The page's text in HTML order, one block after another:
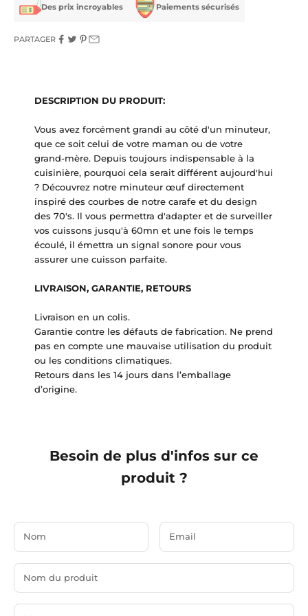
Des prix incroyables Paiements sécurisés
PARTAGER
DESCRIPTION DU PRODUIT:
Vous avez forcément grandi au côté d'un minuteur,
que ce soit celui de votre maman ou de votre
grand-mère. Depuis toujours indispensable à la
cuisinière, pourquoi cela serait différent aujourd'hui
? Découvrez notre minuteur œuf directement
inspiré des courbes de notre carafe et du design
des 70's. Il vous permettra d'adapter et de surveiller
vos cuissons jusqu'à 60mn et une fois le temps
écoulé, il émettra un signal sonore pour vous
assurer une cuisson parfaite.
LIVRAISON, GARANTIE, RETOURS
Livraison en un colis.
Garantie contre les défauts de fabrication. Ne prend
pas en compte une mauvaise utilisation du produit
ou les conditions climatiques.
Retours dans les 14 jours dans l’emballage
d’origine.
Besoin de plus d'infos sur ce
produit ?